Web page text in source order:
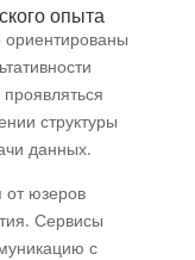
опыта
структуры
данных.
от юзеров
Сервисы
с